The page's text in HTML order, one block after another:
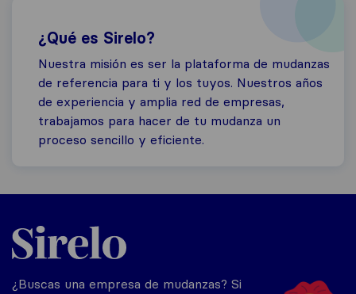
¿Qué es Sirelo?
Nuestra misión es ser la plataforma de mudanzas
de referencia para ti y los tuyos. Nuestros años
de experiencia y amplia red de empresas,
trabajamos para hacer de tu mudanza un
proceso sencillo y eficiente.
Sirelo.es
¿Buscas una empresa de mudanzas? Si